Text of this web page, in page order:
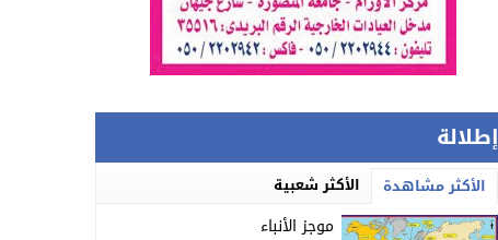
إطلالة
الأكثر مشاهدة الأكثر شعبية
موجز الأنباء